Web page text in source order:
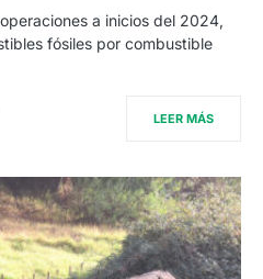
a inicios del 2024,
fósiles por combustible
LEER MÁS